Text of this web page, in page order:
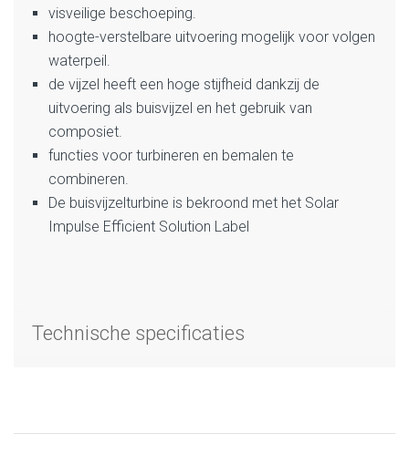
visveilige beschoeping.
hoogte-verstelbare uitvoering mogelijk voor volgen
waterpeil.
de vijzel heeft een hoge stijfheid dankzij de
uitvoering als buisvijzel en het gebruik van
composiet.
functies voor turbineren en bemalen te
combineren.
De buisvijzelturbine is bekroond met het Solar
Impulse Efficient Solution Label
Technische specificaties